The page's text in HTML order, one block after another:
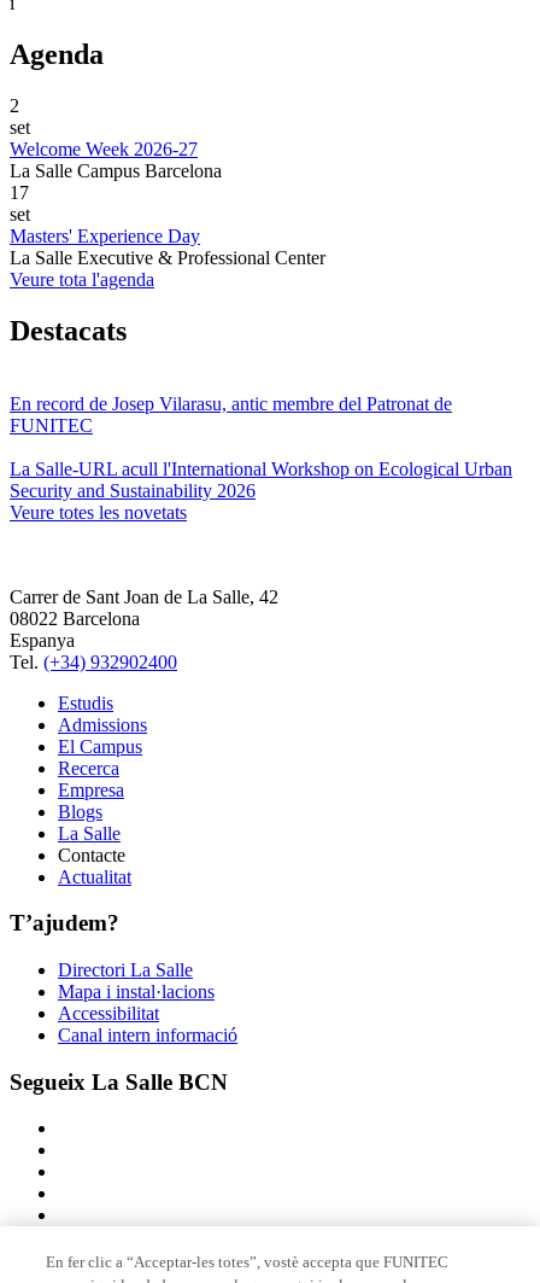
Agenda
2
set
Welcome Week 2026-27
La Salle Campus Barcelona
17
set
Masters' Experience Day
La Salle Executive & Professional Center
Veure tota l'agenda
Destacats
En record de Josep Vilarasu, antic membre del Patronat de
FUNITEC
La Salle-URL acull l'International Workshop on Ecological Urban
Security and Sustainability 2026
Veure totes les novetats
Carrer de Sant Joan de La Salle, 42
08022 Barcelona
Espanya
Tel. (+34) 932902400
Estudis
Admissions
El Campus
Recerca
Empresa
Blogs
La Salle
Contacte
Actualitat
T’ajudem?
Directori La Salle
Mapa i instal·lacions
Accessibilitat
Canal intern informació
Segueix La Salle BCN
En fer clic a “Acceptar-les totes”, vostè accepta que FUNITEC